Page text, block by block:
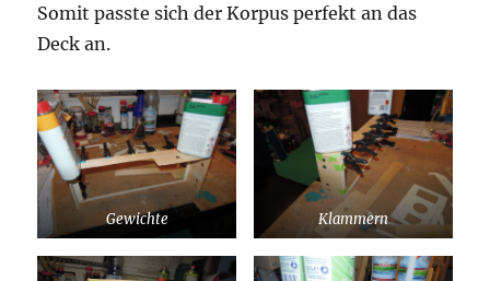
Somit passte sich der Korpus perfekt an das
Deck an.
Gewichte Klammern